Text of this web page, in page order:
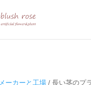
メーカーと工場/ 長い茎のプ